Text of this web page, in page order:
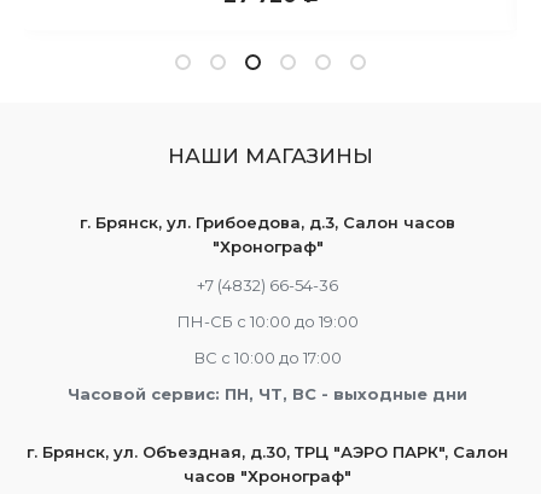
НАШИ МАГАЗИНЫ
г. Брянск, ул. Грибоедова, д.3, Салон часов
"Хронограф"
+7 (4832) 66-54-36
ПН-СБ с 10:00 до 19:00
ВС с 10:00 до 17:00
Часовой сервис: ПН, ЧТ, ВС - выходные дни
г. Брянск, ул. Объездная, д.30, ТРЦ "АЭРО ПАРК", Салон
часов "Хронограф"